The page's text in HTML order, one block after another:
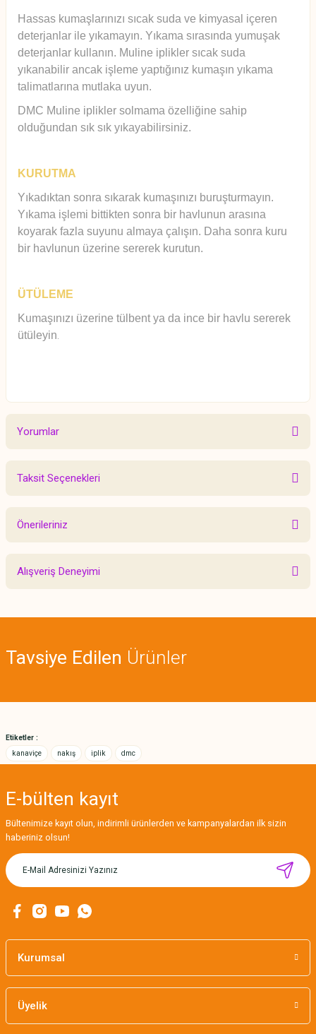
Hassas kumaşlarınızı sıcak suda ve kimyasal içeren
deterjanlar ile yıkamayın. Yıkama sırasında yumuşak
deterjanlar kullanın. Muline iplikler sıcak suda
yıkanabilir ancak işleme yaptığınız kumaşın yıkama
talimatlarına mutlaka uyun.
DMC Muline iplikler solmama özelliğine sahip
olduğundan sık sık yıkayabilirsiniz.
KURUTMA
Yıkadıktan sonra sıkarak kumaşınızı buruşturmayın.
Yıkama işlemi bittikten sonra bir havlunun arasına
koyarak fazla suyunu almaya çalışın. Daha sonra kuru
bir havlunun üzerine sererek kurutun.
ÜTÜLEME
Kumaşınızı üzerine tülbent ya da ince bir havlu sererek
ütüleyin.
Yorumlar
Taksit Seçenekleri
Önerileriniz
Bu ürünün fiyat bilgisi, resim, ürün açıklamalarında ve diğer konularda
yetersiz gördüğünüz noktaları öneri formunu kullanarak tarafımıza
Ürün açıklamasında eksik bilgiler bulunuyor.
Alışveriş Deneyimi
Tavsiye Edilen Ürünler
MIKNATISLI İĞNE TUTUCU-BAHAR
Etiketler :
kanaviçe
nakış iplik dmc
E-bülten kayıt
Bültenimize kayıt olun, indirimli ürünlerden ve kampanyalardan ilk sizin
haberiniz olsun!
Kurumsal
Üyelik